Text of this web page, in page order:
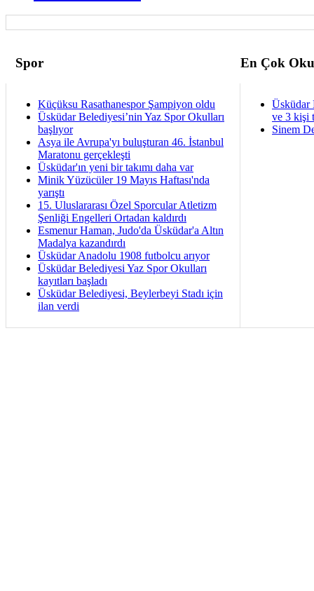
Spor En Çok
Küçüksu Rasathanespor Şampiyon oldu
Üsküdar Belediyesi’nin Yaz Spor Okulları
başlıyor
Asya ile Avrupa'yı buluşturan 46. İstanbul
Maratonu gerçekleşti
Üsküdar'ın yeni bir takımı daha var
Minik Yüzücüler 19 Mayıs Haftası'nda
yarıştı
15. Uluslararası Özel Sporcular Atletizm
Şenliği Engelleri Ortadan kaldırdı
Esmenur Haman, Judo'da Üsküdar'a Altın
Madalya kazandırdı
Üsküdar Anadolu 1908 futbolcu arıyor
Üsküdar Belediyesi Yaz Spor Okulları
kayıtları başladı
Üsküdar Belediyesi, Beylerbeyi Stadı için
ilan verdi
Üsküdar
ve 3 kişi
Sinem